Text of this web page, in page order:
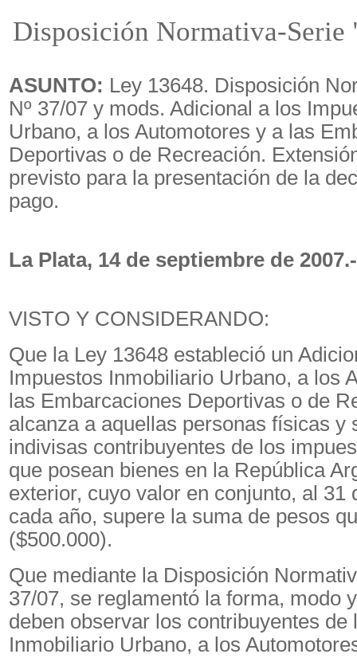
Disposición Normativa-Serie
ASUNTO: Ley 13648. Disposición
Nº 37/07 y mods. Adicional a los
Urbano, a los Automotores y a las
Deportivas o de Recreación.
previsto para la presentación de la
pago.
La Plata, 14 de septiembre de 2007.-
VISTO Y CONSIDERANDO:
Que la Ley 13648 estableció un
Impuestos Inmobiliario Urbano, a los
las Embarcaciones Deportivas o de
alcanza a aquellas personas físicas y
indivisas contribuyentes de los
que posean bienes en la República
exterior, cuyo valor en conjunto, al 31
cada año, supere la suma de pesos
($500.000).
Que mediante la Disposición
37/07, se reglamentó la forma, modo
deben observar los contribuyentes de
Inmobiliario Urbano, a los